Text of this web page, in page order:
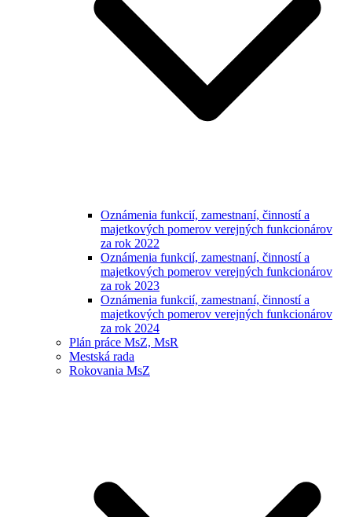
Oznámenia funkcií, zamestnaní, činností a
majetkových pomerov verejných funkcionárov
za rok 2022
Oznámenia funkcií, zamestnaní, činností a
majetkových pomerov verejných funkcionárov
za rok 2023
Oznámenia funkcií, zamestnaní, činností a
majetkových pomerov verejných funkcionárov
za rok 2024
Plán práce MsZ, MsR
Mestská rada
Rokovania MsZ